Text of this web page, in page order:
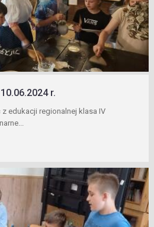
r.
edukacji regionalnej klasa IV